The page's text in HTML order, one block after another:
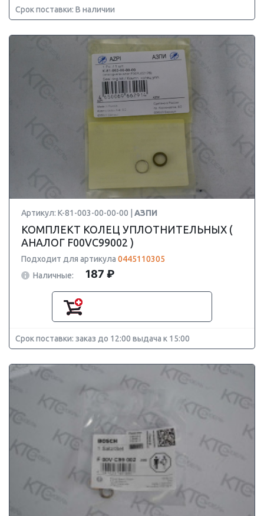
Срок поставки: В наличии
Артикул: K-81-003-00-00-00 | АЗПИ
КОМПЛЕКТ КОЛЕЦ УПЛОТНИТЕЛЬНЫХ (
АНАЛОГ F00VC99002 )
Подходит для артикула 0445110305
Наличные:
187 ₽
Срок поставки: заказ до 12:00 выдача к 15:00